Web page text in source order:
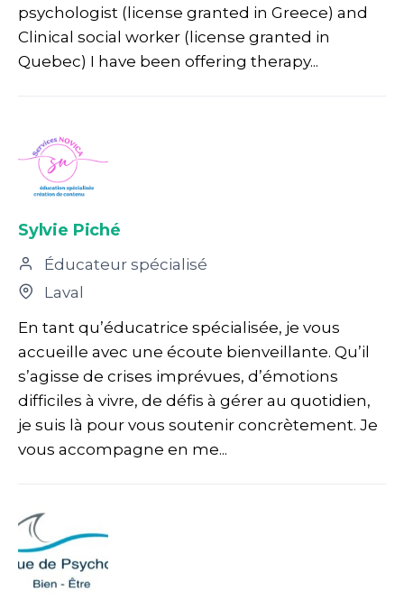
psychologist (license granted in Greece) and
Clinical social worker (license granted in
Quebec) I have been offering therapy...
Sylvie Piché
Éducateur spécialisé
Laval
En tant qu’éducatrice spécialisée, je vous
accueille avec une écoute bienveillante. Qu’il
s’agisse de crises imprévues, d’émotions
difficiles à vivre, de défis à gérer au quotidien,
je suis là pour vous soutenir concrètement. Je
vous accompagne en me...